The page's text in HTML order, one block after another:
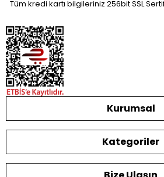
Tüm kredi kartı bilgileriniz 256bit SSL
Kurumsal
Kategoriler